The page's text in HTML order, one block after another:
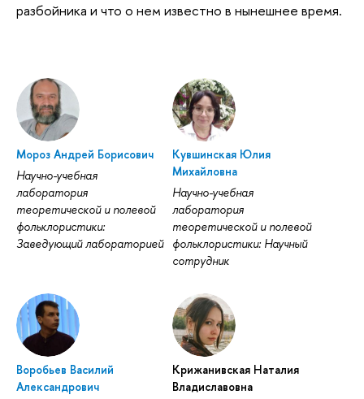
разбойника и что о нем известно в нынешнее время.
Мороз Андрей Борисович
Научно-учебная
лаборатория
теоретической и полевой
фольклористики:
Заведующий лабораторией
Кувшинская Юлия
Михайловна
Научно-учебная
лаборатория
теоретической и полевой
фольклористики: Научный
сотрудник
Воробьев Василий
Александрович
Крижанивская Наталия
Владиславовна